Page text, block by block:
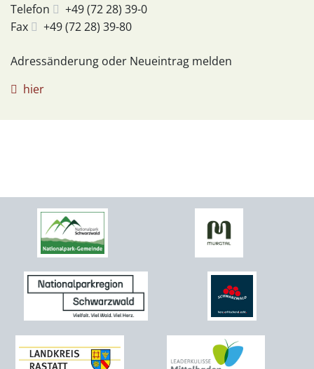
Telefon
+49 (7228) 39-0
Fax
+49 (7228) 39-80
Adressänderung oder Neueintrag melden
hier